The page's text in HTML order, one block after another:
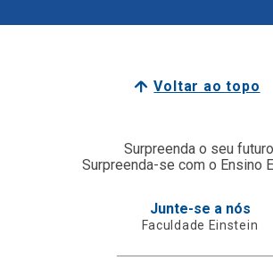
Voltar ao topo
Surpreenda o seu
Surpreenda-se com o Ensino
Junte-se a nós
Faculdade Einstein